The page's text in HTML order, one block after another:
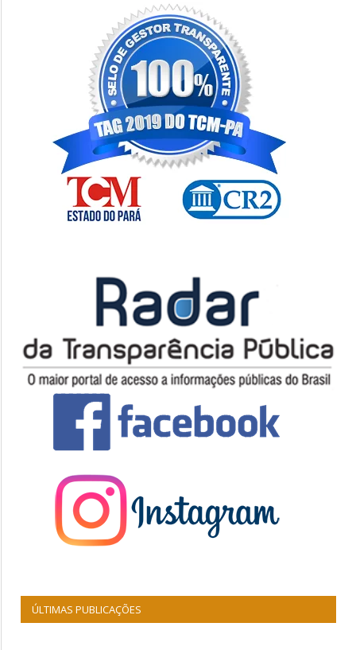
ÚLTIMAS PUBLICAÇÕES